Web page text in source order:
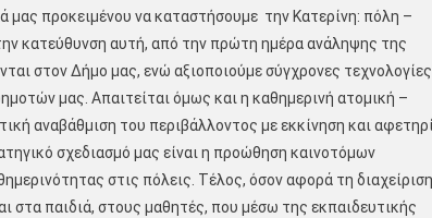
προκειμένου να καταστήσουμε την Κατερίνη: πόλη –
κατεύθυνση αυτή, από την πρώτη ημέρα ανάληψης της
στον Δήμο μας, ενώ αξιοποιούμε σύγχρονες τεχνολογίες
μας. Απαιτείται όμως και η καθημερινή ατομική –
αναβάθμιση του περιβάλλοντος με εκκίνηση και
σχεδιασμό μας είναι η προώθηση καινοτόμων
στις πόλεις. Τέλος, όσον αφορά τη διαχείριση
στα παιδιά, στους μαθητές, που μέσω της εκπαιδευτικής